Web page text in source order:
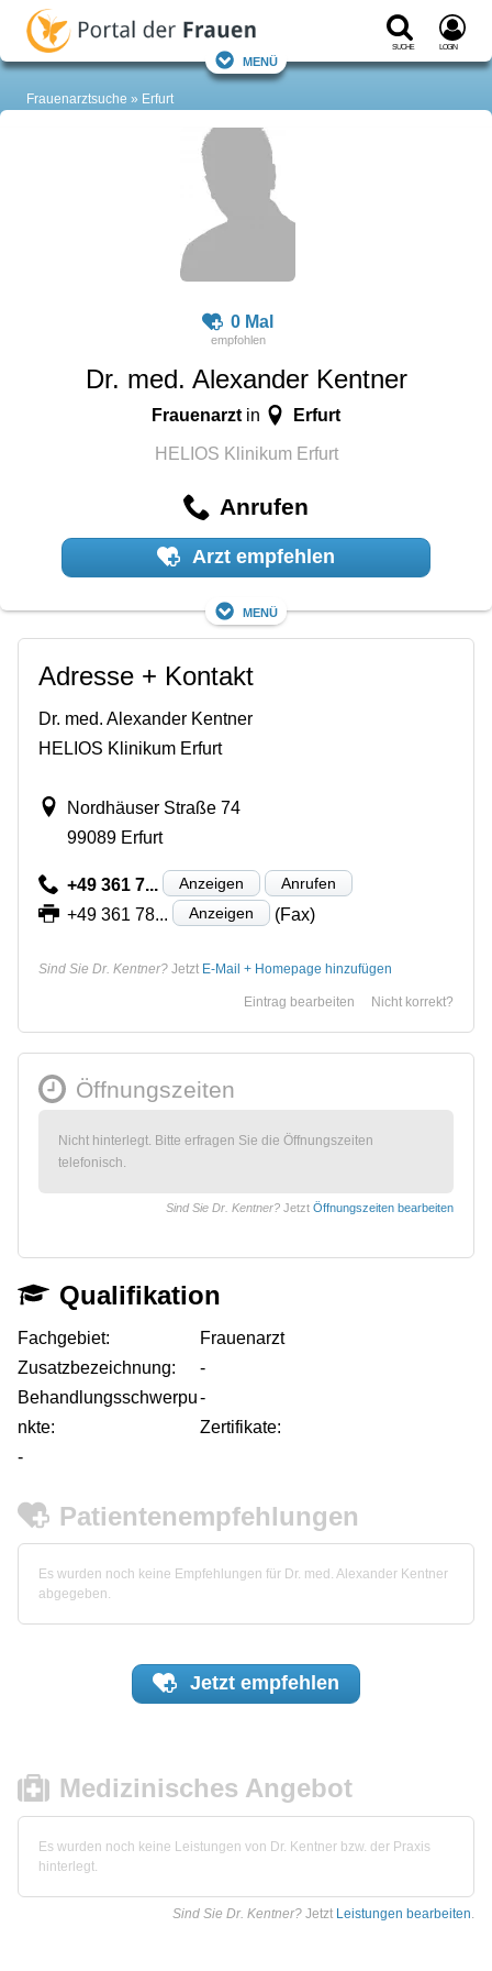
Suche Login
Menü
Frauenarztsuche Erfurt
0 Mal
Dr. med. Alexander Kentner
Frauenarzt in Erfurt
HELIOS Klinikum Erfurt
Anrufen
Arzt empfehlen
Menü
Adresse + Kontakt
Dr. med. Alexander Kentner
HELIOS Klinikum Erfurt
Nordhäuser Straße 74
99089 Erfurt
+49 361 7... Anzeigen Anrufen
+49 361 78... Anzeigen (Fax)
Sind Sie Dr. Kentner? Jetzt E-Mail + Homepage hinzufügen
Nicht korrekt?
Eintrag bearbeiten
Öffnungszeiten
Nicht hinterlegt. Bitte erfragen Sie die Öffnungszeiten
telefonisch.
Sind Sie Dr. Kentner? Jetzt Öffnungszeiten bearbeiten
Qualifikation
Fachgebiet:
Frauenarzt
Zusatzbezeichnung:
-
Behandlungsschwerpu
nkte:
-
Zertifikate:
-
Patientenempfehlungen
Es wurden noch keine Empfehlungen für Dr. med. Alexander Kentner
abgegeben.
Jetzt empfehlen
Medizinisches Angebot
Es wurden noch keine Leistungen von Dr. Kentner bzw. der Praxis
hinterlegt.
Sind Sie Dr. Kentner? Jetzt Leistungen bearbeiten.